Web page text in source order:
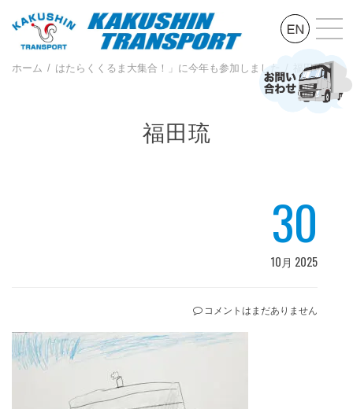
ホーム はたらくくるま大集合！」に今年も参加しました 福田琉
福田琉
30
10月 2025
コメントはまだありません